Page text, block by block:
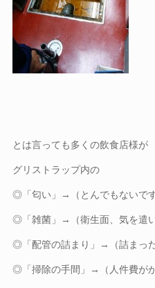
とは言っても多くの飲食店様が
グリストラップ内の
◎「匂い」→（とんでもないです
◎「雑菌」→（衛生面、気を遣い
◎「配管の詰まり」→（詰まった
◎「掃除の手間」→（人件費がか